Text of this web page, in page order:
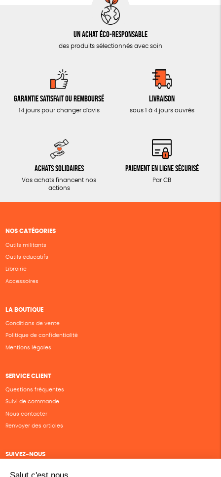
Un achat éco-responsable
des produits sélectionnés avec soin
Garantie satisfait ou remboursé
14 jours pour changer d'avis
Livraison
sous 1 à 4 jours ouvrés
Achats solidaires
Vos achats financent nos
actions
Paiement en ligne sécurisé
Par CB
NOS CATÉGORIES
Outils militants
Outils éducatifs
Librairie
Accessoires
LA BOUTIQUE
Conditions de vente
Politique de confidentialité
Mentions légales
SERVICE CLIENT
Questions fréquentes
Suivi de commande
Nous contacter
Renvoyer des articles
SUIVEZ-NOUS